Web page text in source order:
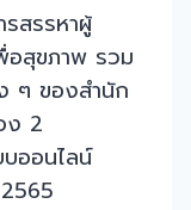
สรรหาผู้
อสุขภาพ รวม
ๆ ของสำนัก
ง 2
ออนไลน์